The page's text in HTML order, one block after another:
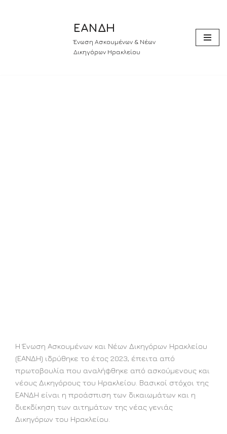
ΕΑΝΔΗ
Ένωση Ασκουμένων & Νέων
Δικηγόρων Ηρακλείου
Η Ένωση Ασκουμένων και Νέων Δικηγόρων Ηρακλείου
(ΕΑΝΔΗ) ιδρύθηκε το έτος 2023, έπειτα από
πρωτοβουλία που αναλήφθηκε από ασκούμενους και
νέους Δικηγόρους του Ηρακλείου. Βασικοί στόχοι της
ΕΑΝΔΗ είναι η προάσπιση των δικαιωμάτων και η
διεκδίκηση των αιτημάτων της νέας γενιάς
Δικηγόρων του Ηρακλείου.